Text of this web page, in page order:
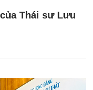
Thái sư Lưu